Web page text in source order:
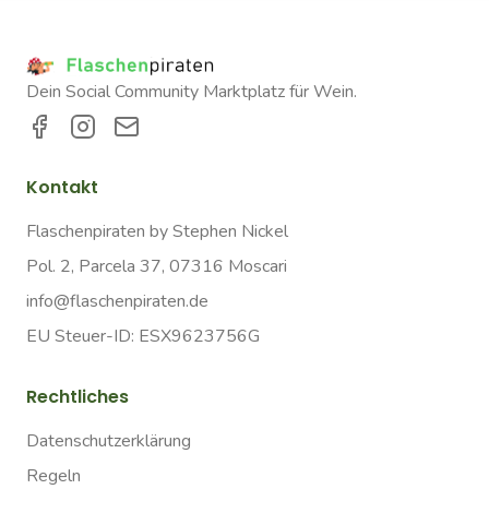
Dein Social Community Marktplatz für Wein.
Kontakt
Flaschenpiraten by Stephen Nickel
Pol. 2, Parcela 37, 07316 Moscari
info@flaschenpiraten.de
EU Steuer-ID: ESX9623756G
Rechtliches
Datenschutzerklärung
Regeln